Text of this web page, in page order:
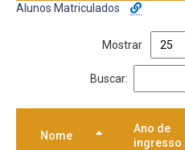
Alunos Matriculados
Mostrar
Buscar:
Nome
Ano de
ingresso